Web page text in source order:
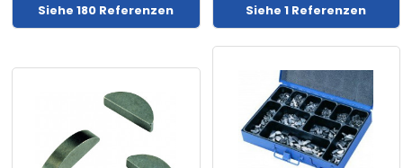
Siehe 180 Referenzen Siehe 1 Referenzen